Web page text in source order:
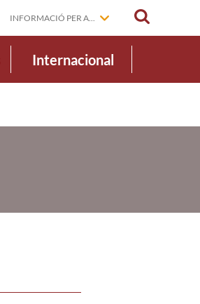
INFORMACIÓ PER A...
Internacional